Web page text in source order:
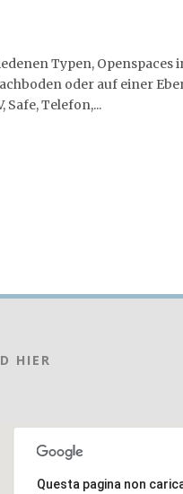
Typen, Openspaces
oder auf einer
Safe, Telefon,...
HIER
Questa pagina non